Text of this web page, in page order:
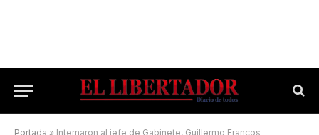
Portada » Internaron al jefe de Gabinete, Guillermo Francos